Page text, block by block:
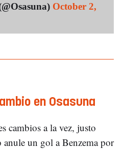
October 2,
en Osasuna
cambios a la vez, justo
anule un gol a Benzema por